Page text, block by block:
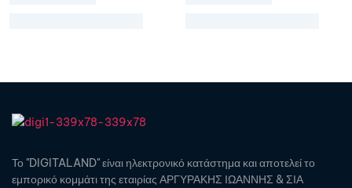
Το "DIGITALAND" είναι ηλεκτρονικό κατάστημα και αποτελεί το
εμπορικό κομμάτι της εταιρίας ΑΡΓΥΡΑΚΗΣ ΙΩΑΝΝΗΣ & ΣΙΑ